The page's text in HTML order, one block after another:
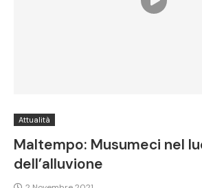
Attualità
Maltempo: Musumeci nel
dell’alluvione